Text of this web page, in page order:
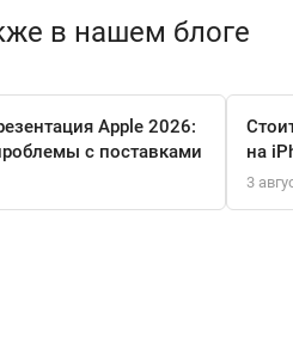
в нашем блоге
Apple 2026:
с поставками
на
3